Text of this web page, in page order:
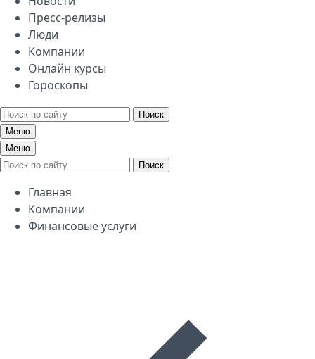
Пресс-релизы
Люди
Компании
Онлайн курсы
Гороскопы
Поиск
Меню
Меню
Поиск
Главная
Компании
Финансовые услуги